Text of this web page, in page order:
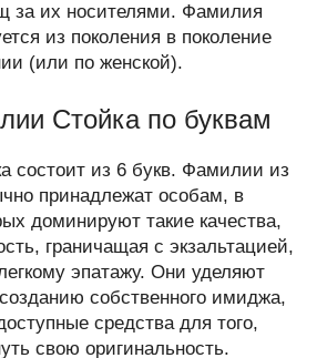
за их носителями. Фамилия
из поколения в поколение
(или по женской).
Стойка по буквам
состоит из 6 букв. Фамилии из
принадлежат особам, в
доминируют такие качества,
граничащая с экзальтацией,
эпатажу. Они уделяют
собственного имиджа,
средства для того,
свою оригинальность.